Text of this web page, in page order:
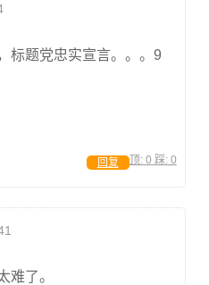
标题党忠实宣言。。。9
顶: 0 踩: 0
回复
难了。